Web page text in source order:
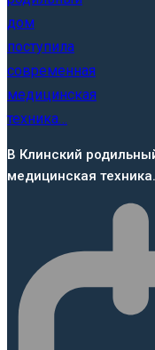
В Клинский
медицинская